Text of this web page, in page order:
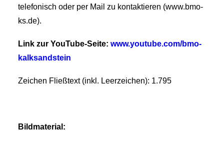
telefonisch oder per Mail zu kontaktieren (www.bmo-
ks.de).
Link zur YouTube-Seite: www.youtube.com/bmo-
kalksandstein
Zeichen Fließtext (inkl. Leerzeichen): 1.795
Bildmaterial: